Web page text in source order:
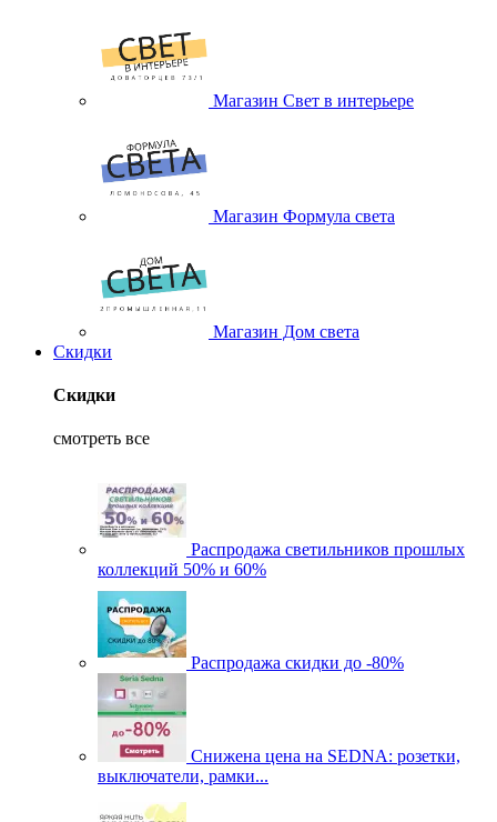
Магазин Свет в интерьере
Магазин Формула света
Магазин Дом света
Скидки
Скидки
смотреть все
Распродажа светильников прошлых
коллекций 50% и 60%
Распродажа скидки до -80%
Cнижена цена на SEDNA: розетки,
выключатели, рамки...